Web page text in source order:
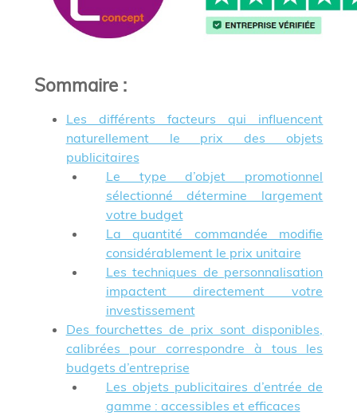
Sommaire:
Les différents facteurs qui influencent
naturellement le prix des objets
publicitaires
Le type d’objet promotionnel
sélectionné détermine largement
votre budget
La quantité commandée modifie
considérablement le prix unitaire
Les techniques de personnalisation
impactent directement votre
investissement
Des fourchettes de prix sont disponibles,
calibrées pour correspondre à tous les
budgets d’entreprise
Les objets publicitaires d’entrée de
gamme : accessibles et efficaces